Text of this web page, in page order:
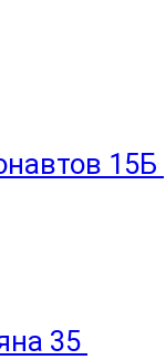
15Б
35